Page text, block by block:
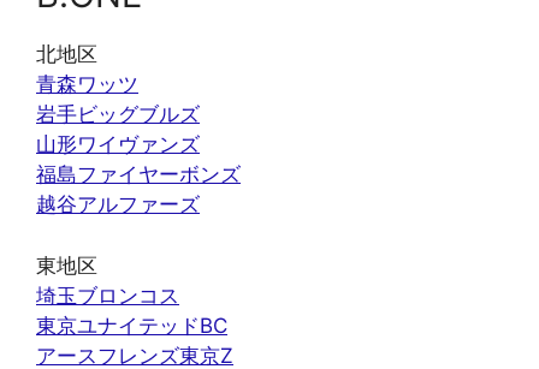
北地区
青森ワッツ
岩手ビッグブルズ
山形ワイヴァンズ
福島ファイヤーボンズ
越谷アルファーズ
東地区
埼玉ブロンコス
東京ユナイテッドBC
アースフレンズ東京Z